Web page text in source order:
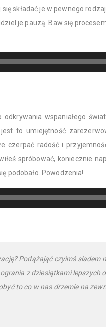
składać je w pewnego
je pauzą. Baw się
odkrywania wspaniałego
to umiejętność
czerpać radość i
spróbować, koniecznie
podobało. Powodzenia!
Podążająć czyimś sladem
z dziesiątkami lepszych
to co w nas drzemie na